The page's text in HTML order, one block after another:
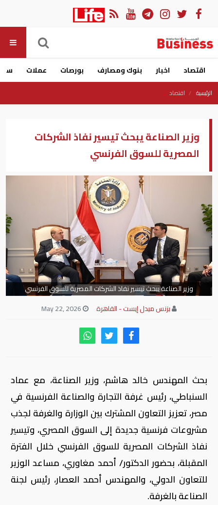
اقتصاد اخبار بنوك ومصارف بورصات عملات
الرئيسية اقتصاد
وزير الصناعة يبحث تيسير نفاذ الشركات
المصرية للسوق الفرنسي
وزير الصناعة يبحث تيسير نفاذ الشركات المصرية للسوق الفرنسي
بزنس ميدل إيست - القاهرة
بحث المهندس خالد هاشم، وزير الصناعة، مع عماد
السنباطي، رئيس غرفة التجارة والصناعة الفرنسية في
مصر، تعزيز التعاون المشترك بين الوزارة والغرفة لجذب
مشروعات فرنسية جديدة إلى السوق المصري، وتيسير
نفاذ الشركات المصرية للسوق الفرنسي خلال الفترة
المقبلة، بحضور الدكتور/ أحمد مغاوري، مساعد الوزير
للتعاون الدولي، والمهندس أحمد العصار، رئيس لجنة
الصناعة بالغرفة.